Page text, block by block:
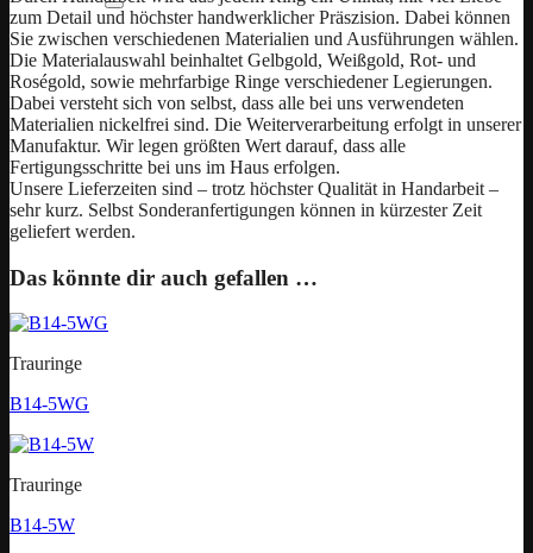
zum Detail und höchster handwerklicher Präszision. Dabei können
Sie zwischen verschiedenen Materialien und Ausführungen wählen.
Die Materialauswahl beinhaltet Gelbgold, Weißgold, Rot- und
Roségold, sowie mehrfarbige Ringe verschiedener Legierungen.
Dabei versteht sich von selbst, dass alle bei uns verwendeten
Materialien nickelfrei sind. Die Weiterverarbeitung erfolgt in unserer
Manufaktur. Wir legen größten Wert darauf, dass alle
Fertigungsschritte bei uns im Haus erfolgen.
Unsere Lieferzeiten sind – trotz höchster Qualität in Handarbeit –
sehr kurz. Selbst Sonderanfertigungen können in kürzester Zeit
geliefert werden.
Das könnte dir auch gefallen …
Trauringe
B14-5WG
Trauringe
B14-5W